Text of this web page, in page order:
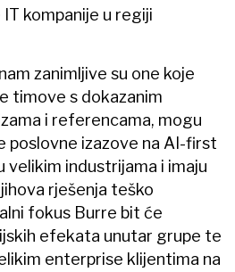
kompanije u regiji
zanimljive su one koje
timove s dokazanim
i referencama, mogu
poslovne izazove na AI-first
velikim industrijama i imaju
rješenja teško
fokus Burre bit će
efekata unutar grupe te
enterprise klijentima na